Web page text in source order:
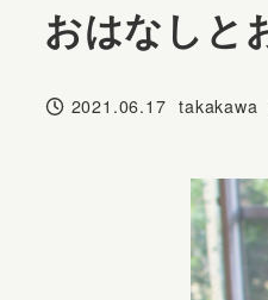
おはなしと
投稿日
2021.06.17
著
takakawa